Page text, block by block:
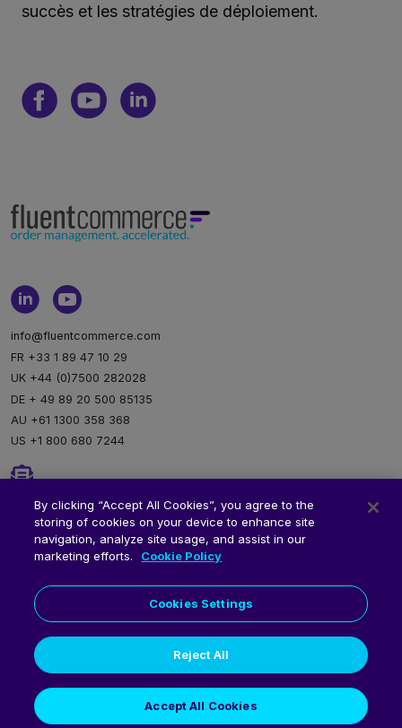
succès et les stratégies de déploiement.
info@fluentcommerce.com
FR +33 1 89 47 10 29
UK +44 (0)7500 282028
DE + 49 89 20 500 85135
AU +61 1300 358 368
US +1 800 680 7244
Newsletter
Inscription à notre newsletter
© 2026 Fluent Commerce
Politique de Confidentialité
Politique de Cookies
By clicking “Accept All Cookies”, you agree to the
storing of cookies on your device to enhance site
navigation, analyze site usage, and assist in our
marketing efforts.
Cookie Policy
Cookies Settings
Reject All
Accept All Cookies